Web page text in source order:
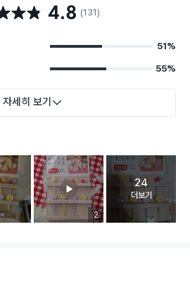
4.8 (131)
51%
55%
자세히 보기
리뷰 이미지 등록 개수
2
고객 리뷰
24
더보기